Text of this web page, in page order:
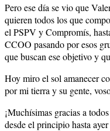
Pero ese día se vio que
quieren todos los que
el PSPV y Compromís,
CCOO pasando por esos
que buscan ese objetivo y
Hoy miro el sol amanecer
por mi tierra y su gente,
¡Muchísimas gracias a
desde el principio hasta